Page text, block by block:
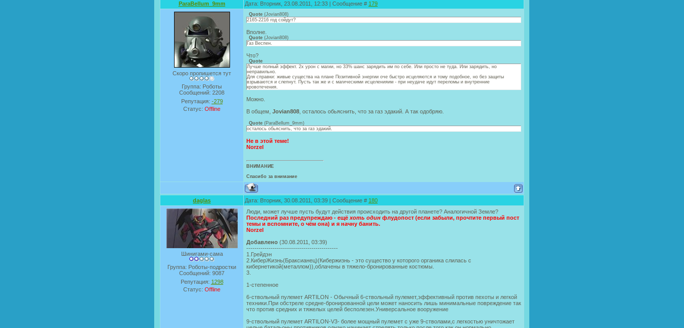
ParaBellum_9mm Дата: Вторник, 23.08.2011, 12:33 | Сообщение # 179
Скоро пропишется тут
Группа: Роботы
Сообщений: 2208
Репутация: -279
Статус: Offline
Quote (Jovian808)
2165-2216 год сойдут?
Вполне.
Quote (Jovian808)
Газ Веспен.
Что?
Quote
Лучше полный эффект. 2х урон с магии, но 33% шанс зарядить им по себе. Или просто не туда. Или зарядить, но
неправильно.
Для справки: живые существа на плане Позитивной энергии оче быстро исцеляются и тому подобное, но без защиты
взрываются и слепнут. Пусть так же и с магическими исцеленияим - при неудаче идут переломы и внутренние
кровотечения.
Можно.
В общем, Jovian808 , осталось обьяснить, что за газ эдакий. А так одобряю.
Quote (ParaBellum_9mm)
осталось обьяснить, что за газ эдакий.
Не в этой теме!
Norzel
ВНИМАНИЕ
Спасибо за внимание
daglas Дата: Вторник, 30.08.2011, 03:39 | Сообщение # 180
Шинигами-сама
Группа: Роботы-подростки
Сообщений: 9087
Репутация: 1298
Статус: Offline
Люди, может лучше пусть будут действия происходить на другой планете? Аналогичной Земле?
Последний раз предупреждаю - ещё хоть один флудопост (если забыли, прочтите первый пост
темы и вспомните, о чём она) и я начну банить.
Norzel
Добавлено (30.08.2011, 03:39)
---------------------------------------------
1.Грейдэн
2.КиберЖизнь(Браксианец)(Кибержизнь - это существо у которого органика слилась с
кибернетикой(металлом)),облачены в тяжело-бронированные костюмы.
3.
1-степенное
6-ствольный пулемет ARTILON - Обычный 6-ствольный пулемет,эффективный против пехоты и легкой
техники.При обстреле средне-бронированной цели может наносить лишь минимальные повреждение так
что против средних и тяжелых целей бесполезен.Универсальное вооружение
9-ствольный пулемет ARTILON-V3- более мощный пулемет с уже 9-стволами,с легкостью уничтожает